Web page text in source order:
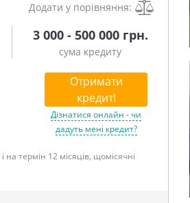
Додати у порівняння:
3 000 - 500 000 грн.
сума кредиту
Отримати
кредит!
Дізнатися онлайн - чи
дадуть мені кредит?
на термін 12 місяців, щомісячні